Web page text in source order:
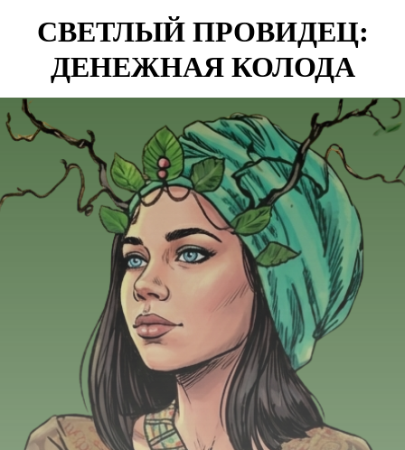
СВЕТЛЫЙ ПРОВИДЕЦ:
ДЕНЕЖНАЯ КОЛОДА